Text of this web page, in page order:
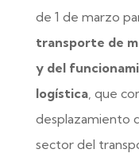
de 1 de marzo
transporte de
y del
logística, que
desplazamiento
sector del